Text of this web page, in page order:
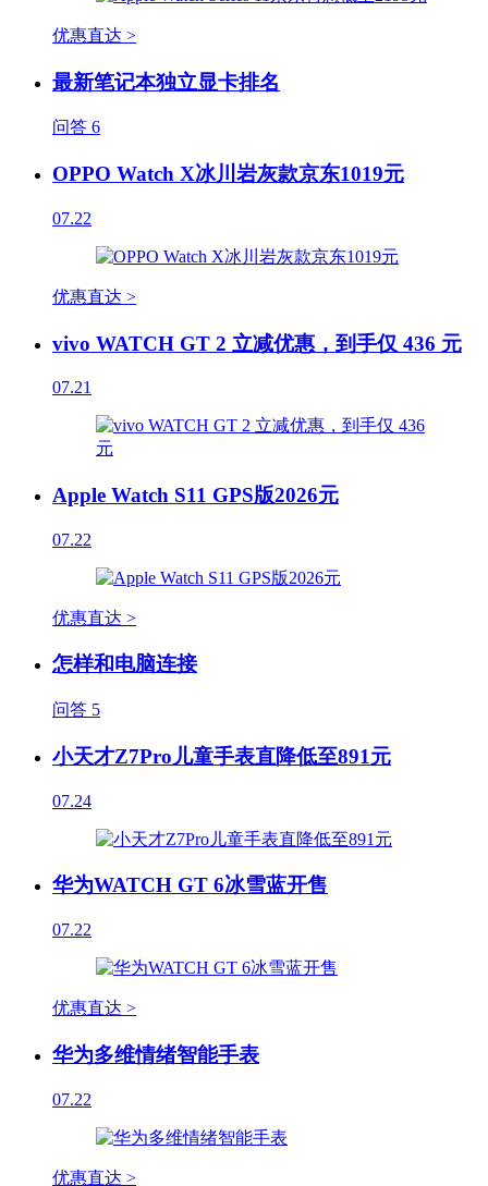
优惠直达 >
最新笔记本独立显卡排名
问答 6
OPPO Watch X冰川岩灰款京东1019元
07.22
优惠直达 >
vivo WATCH GT 2 立减优惠，到手仅 436 元
07.21
Apple Watch S11 GPS版2026元
07.22
优惠直达 >
怎样和电脑连接
问答 5
小天才Z7Pro儿童手表直降低至891元
07.24
华为WATCH GT 6冰雪蓝开售
07.22
优惠直达 >
华为多维情绪智能手表
07.22
优惠直达 >